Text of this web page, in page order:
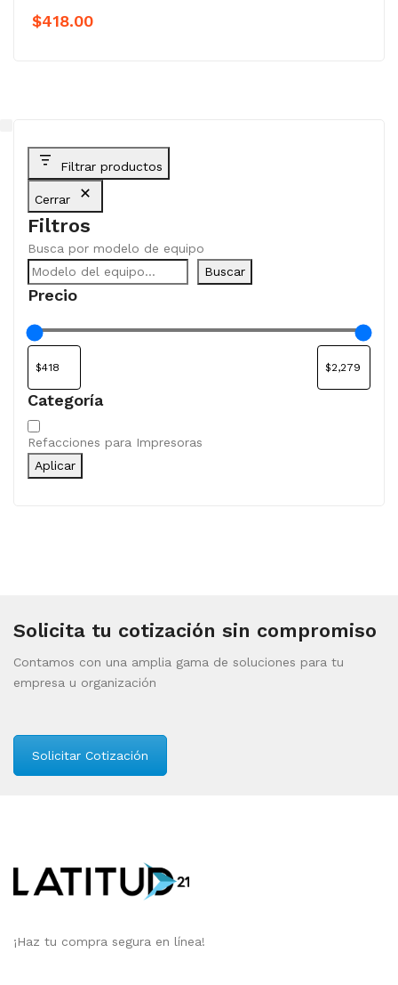
$418.00
Filtrar productos
Cerrar
Filtros
Busca por modelo de equipo
Buscar
Precio
Categoría
Categoría
Refacciones para Impresoras
Aplicar
Solicita tu cotización sin compromiso
Contamos con una amplia gama de soluciones para tu
empresa u organización
Solicitar Cotización
¡Haz tu compra segura en línea!